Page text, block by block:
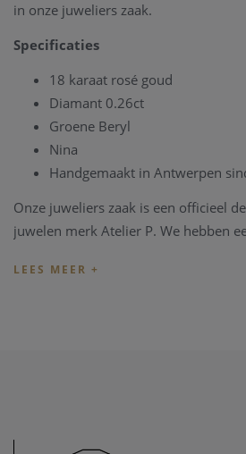
in onze juweliers zaak.
Specificaties
18 karaat rosé goud
Diamant 0.26ct
Groene Beryl
Nina
Handgemaakt in Antwerpen
Onze juweliers zaak is een officieel
juwelen merk Atelier P. We hebben
Atelier P collectie kunnen besteld
van een verloving ring, kan u een